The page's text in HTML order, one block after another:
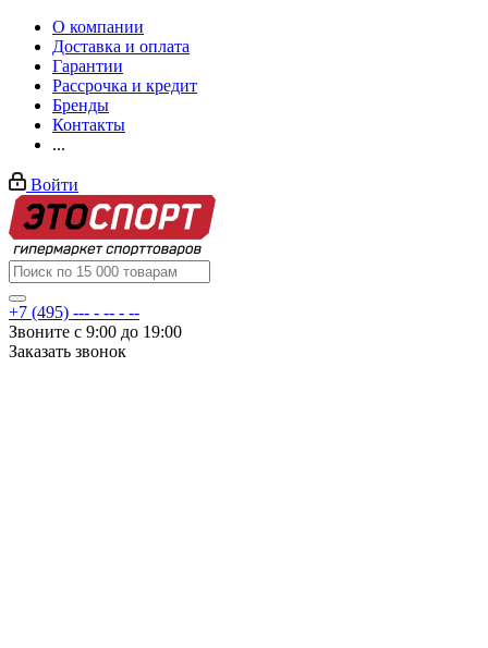
О компании
Доставка и оплата
Гарантии
Рассрочка и кредит
Бренды
Контакты
...
Войти
+7 (495) --- - -- - --
Звоните с 9:00 до 19:00
Заказать звонок